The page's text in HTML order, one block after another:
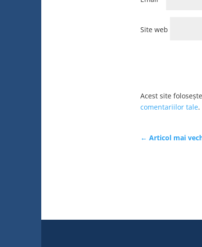
Site web
Acest site
comentariilor tale.
← Articol mai